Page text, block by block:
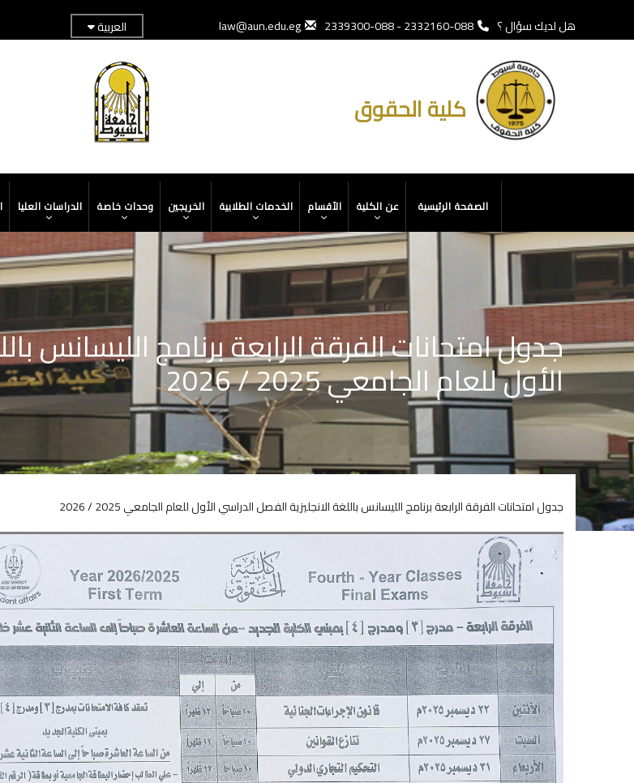
المحتوى
هل لديك سؤال ؟ 088-2332160 - 088-2339300
law@aun.edu.eg العربية
كلية الحقوق
الصفحة الرئيسية عن الكلية الأقسام الخدمات الطلابية الخريجين وحدات خاصة الدراسات العليا
جدول امتحانات الفرقة الرابعة برنامج الليسانس
الأول للعام الجامعي 2025 / 2026
جدول امتحانات الفرقة الرابعة برنامج الليسانس باللغة الانجليزية الفصل الدراسي الأول للعام الجامعي 2025 / 2026